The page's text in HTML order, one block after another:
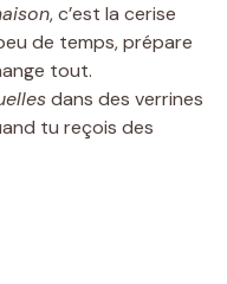
, c’est la cerise
de temps, prépare
tout.
dans des verrines
tu reçois des